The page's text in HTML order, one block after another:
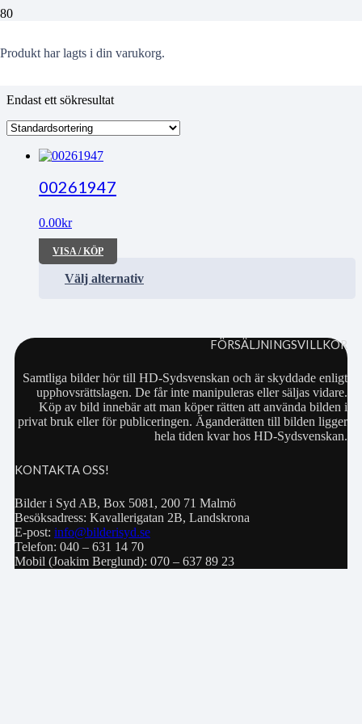
Produkt har lagts i din varukorg.
Redhawks-Västerås
Endast ett sökresultat
00261947
0.00kr
VISA / KÖP
Välj alternativ
FÖRSÄLJNINGSVILLKOR
Samtliga bilder hör till HD-Sydsvenskan och är skyddade enligt
upphovsrättslagen. De får inte manipuleras eller säljas vidare.
Köp av bild innebär att man köper rätten att använda bilden i
privat bruk eller för publiceringen. Äganderätten till bilden ligger
hela tiden kvar hos HD-Sydsvenskan.
KONTAKTA OSS!
Bilder i Syd AB, Box 5081, 200 71 Malmö
Besöksadress: Kavallerigatan 2B, Landskrona
E-post: info@bilderisyd.se
Telefon: 040 – 631 14 70
Mobil (Joakim Berglund): 070 – 637 89 23